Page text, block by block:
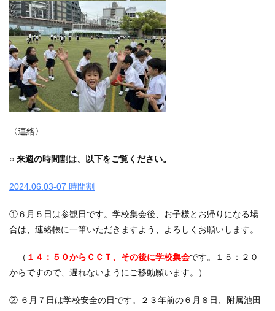
〈連絡〉
○ 来週の時間割は、以下をご覧ください。
2024.06.03-07 時間割
①６月５日は参観日です。学校集会後、お子様とお帰りになる場
合は、連絡帳に一筆いただきますよう、よろしくお願いします。
（ １４：５０からＣＣＴ、その後に学校集会です。１５：２０
からですので、遅れないようにご移動願います。）
② ６月７日は学校安全の日です。２３年前の６月８日、附属池田